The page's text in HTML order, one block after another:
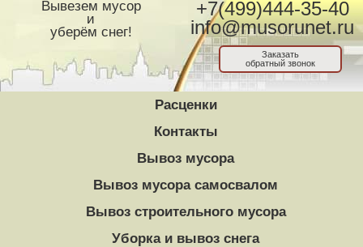
Вывезем мусор
и
уберём снег!
+7(499)444-35-40
info@musorunet.ru
Заказать
обратный звонок
Расценки
Контакты
Вывоз мусора
Вывоз мусора самосвалом
Вывоз строительного мусора
Уборка и вывоз снега